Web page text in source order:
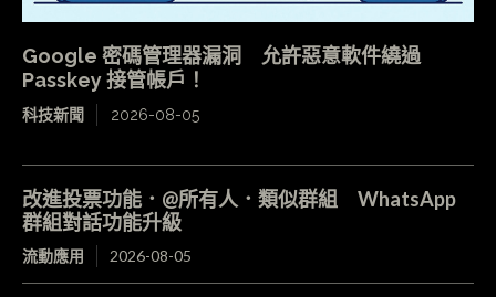
Google 密碼管理器漏洞 允許惡意軟件繞過
Passkey 接管帳戶！
科技新聞 2026-08-05
改進投票功能．@所有人．類似群組 WhatsApp
群組對話功能升級
流動應用 2026-08-05